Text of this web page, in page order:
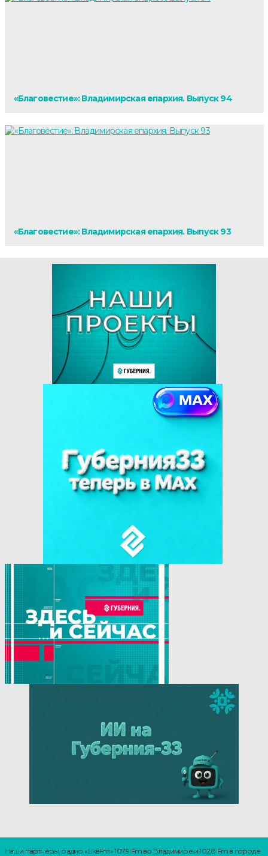
«Благовестие»: Владимирская епархия. Выпуск 94
«Благовестие»: Владимирская епархия. Выпуск 93
Наши партнеры: радио «LikeFm» 107,9 Fm во Владимире и 102,8 Fm в городе